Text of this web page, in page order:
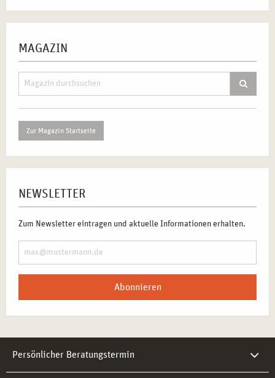
MAGAZIN
Zur Magazin Startseite
NEWSLETTER
Zum Newsletter eintragen und aktuelle Informationen erhalten.
Abonnieren
Persönlicher Beratungstermin